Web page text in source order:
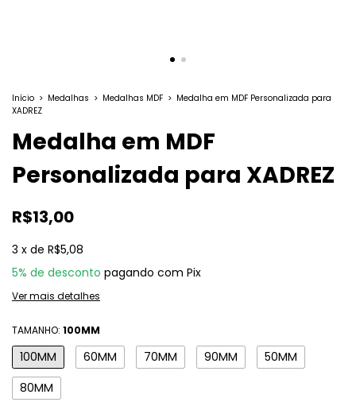
Início > Medalhas > Medalhas MDF > Medalha em MDF Personalizada para
XADREZ
Medalha em MDF
Personalizada para XADREZ
R$13,00
3 x de R$5,08
5% de desconto pagando com Pix
Ver mais detalhes
TAMANHO: 100MM
100MM 60MM 70MM 90MM
50MM
80MM